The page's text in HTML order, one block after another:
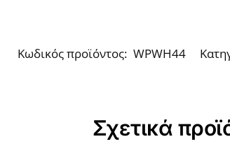
Κωδικός προϊόντος: WPWH44
Σχετικά